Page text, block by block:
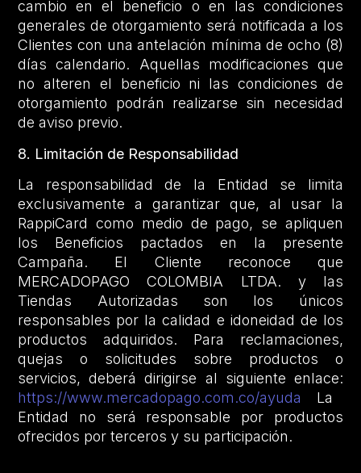
cambio en el beneficio o en las condiciones
generales de otorgamiento será notificada a los
Clientes con una antelación mínima de ocho (8)
días calendario. Aquellas modificaciones que
no alteren el beneficio ni las condiciones de
otorgamiento podrán realizarse sin necesidad
de aviso previo.
8. Limitación de Responsabilidad
La responsabilidad de la Entidad se limita
exclusivamente a garantizar que, al usar la
RappiCard como medio de pago, se apliquen
los Beneficios pactados en la presente
Campaña. El Cliente reconoce que
MERCADOPAGO COLOMBIA LTDA. y las
Tiendas Autorizadas son los únicos
responsables por la calidad e idoneidad de los
productos adquiridos. Para reclamaciones,
quejas o solicitudes sobre productos o
servicios, deberá dirigirse al siguiente enlace:
https://www.mercadopago.com.co/ayuda
La
Entidad no será responsable por productos
ofrecidos por terceros y su participación.